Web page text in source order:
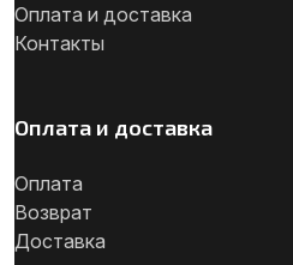
Оплата и доставка
Контакты
Оплата и доставка
Оплата
Возврат
Доставка